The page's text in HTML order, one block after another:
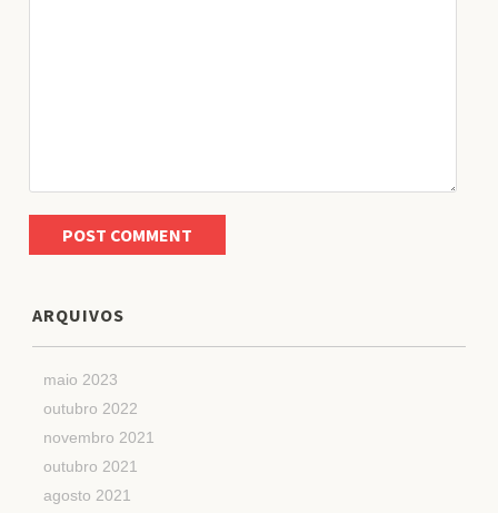
ARQUIVOS
maio 2023
outubro 2022
novembro 2021
outubro 2021
agosto 2021